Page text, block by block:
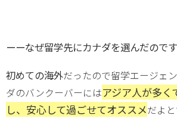
ーーなぜ留学先にカナダを選んだので
初めての海外だったので留学エージェ
ダのバンクーバーにはアジア人が多く
し、安心して過ごせてオススメだよ